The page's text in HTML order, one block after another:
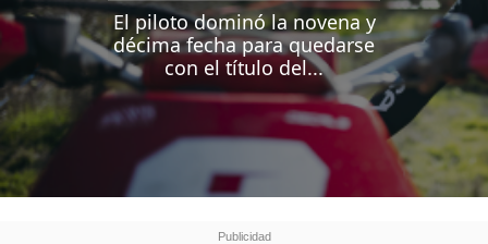
El piloto dominó la novena y
décima fecha para quedarse
con el título del...